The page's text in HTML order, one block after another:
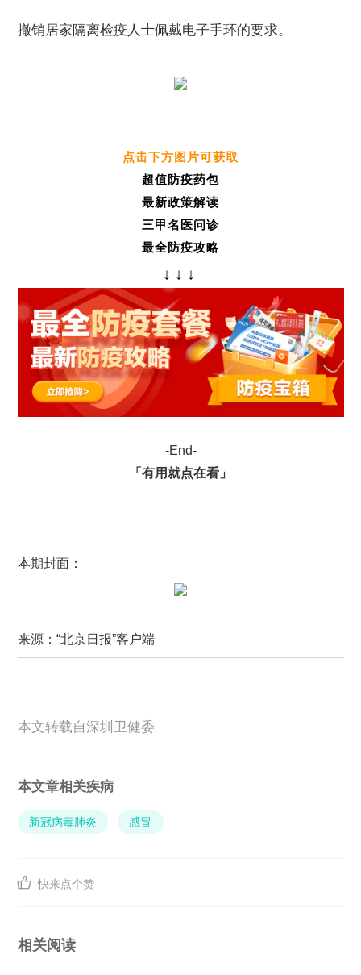
撤销居家隔离检疫人士佩戴电子手环的要求。
点击下方图片可获取
超值防疫药包
最新政策解读
三甲名医问诊
最全防疫攻略
↓ ↓ ↓
-End-
「有用就点在看 」
本期封面：
来源：“北京日报”客户端
本文转载自深圳卫健委
本文章相关疾病
新冠病毒肺炎 感冒
 快来点个赞
相关阅读